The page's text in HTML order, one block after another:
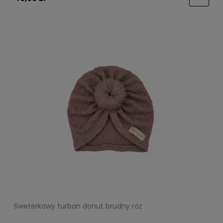
Sweterkowy turban donut brudny róż